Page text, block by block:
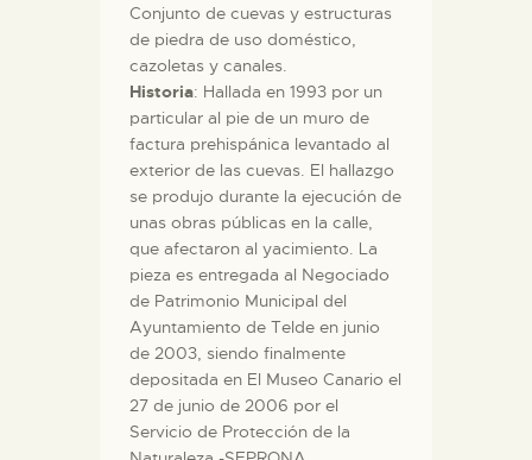
Conjunto de cuevas y estructuras
de piedra de uso doméstico,
cazoletas y canales.
Historia: Hallada en 1993 por un
particular al pie de un muro de
factura prehispánica levantado al
exterior de las cuevas. El hallazgo
se produjo durante la ejecución de
unas obras públicas en la calle,
que afectaron al yacimiento. La
pieza es entregada al Negociado
de Patrimonio Municipal del
Ayuntamiento de Telde en junio
de 2003, siendo finalmente
depositada en El Museo Canario el
27 de junio de 2006 por el
Servicio de Protección de la